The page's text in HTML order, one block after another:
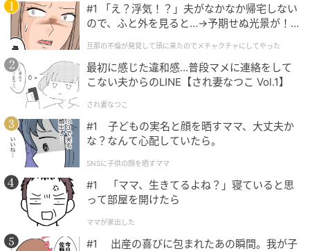
ベビーカレンダー
#1 「え？浮気！？」夫がなかなか帰宅しない
ので、ふと外を見ると…→予期せぬ光景が！
クチャにしてやった
旦那の不倫が発覚して頭に来たのでメチャクチャにしてやった
最初に感じた違和感…普段マメに連絡をして
こない夫からのLINE【され妻なつこ Vol.1】
され妻なつこ
#1 子どもの実名と顔を晒すママ、大丈夫か
な？なんて心配していたら。
SNSに子供の顔を晒すママ
#1 「ママ、生きてるよね？」寝ていると思
って部屋を開けたら
ママが家出した
#1 出産の喜びに包まれたあの瞬間。我が子